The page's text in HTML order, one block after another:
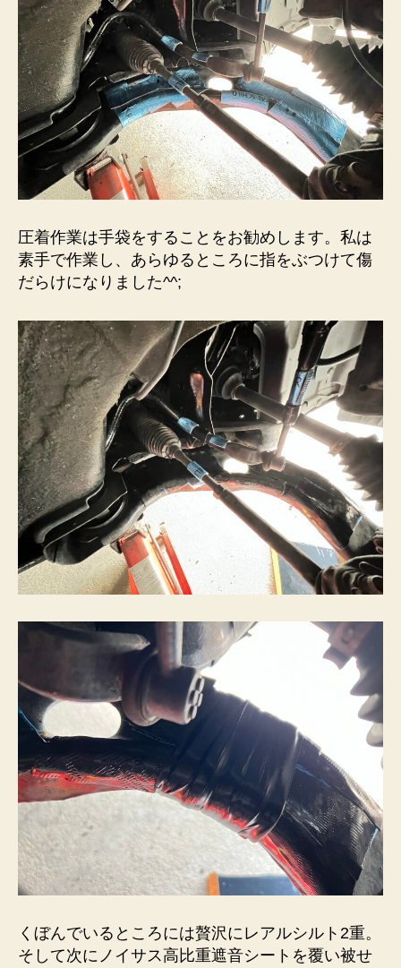
圧着作業は手袋をすることをお勧めします。私は
素手で作業し、あらゆるところに指をぶつけて傷
だらけになりました^^;
くぼんでいるところには贅沢にレアルシルト2重。
そして次にノイサス高比重遮音シートを覆い被せ